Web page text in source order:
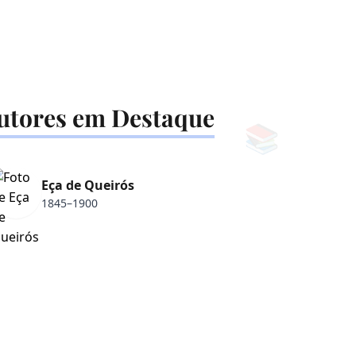
📚
em Destaque
Eça de Queirós
1845–1900